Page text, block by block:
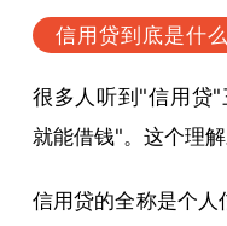
信用贷到底是什
很多人听到"信用贷
就能借钱"。这个理
信用贷的全称是个